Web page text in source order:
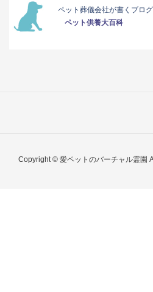
ペット葬儀会社が書くブログ
ペット供養大百科
Copyright © 愛ペットのバーチャル霊園